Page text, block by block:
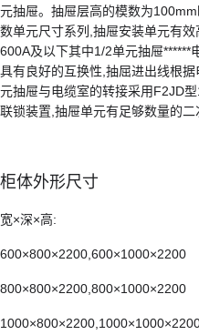
元抽屉。抽屉层高的模数为
数单元尺寸系列,抽屉安装单元有
600A及以下其中1/2单元抽屉******
具有良好的互换性,抽屈进出线根
元抽屉与电缆室的转接采用F2JD
联锁装置,抽屉单元有足够数量的二
柜体外形尺寸
宽×深×高:
600×800×2200,600×1000×2200
800×800×2200,800×1000×2200